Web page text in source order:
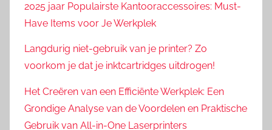
2025 jaar Populairste Kantooraccessoires: Must-
Have Items voor Je Werkplek
Langdurig niet-gebruik van je printer? Zo
voorkom je dat je inktcartridges uitdrogen!
Het Creëren van een Efficiënte Werkplek: Een
Grondige Analyse van de Voordelen en Praktische
Gebruik van All-in-One Laserprinters